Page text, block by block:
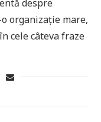
despre
organizație mare,
cele câteva fraze